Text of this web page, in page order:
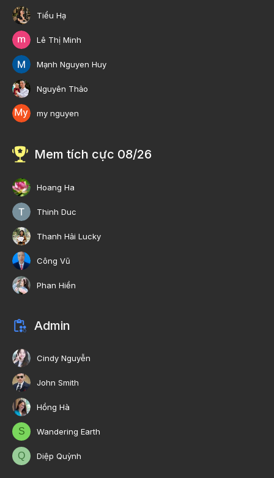
Tiểu Hạ
Lê Thị Minh
Mạnh Nguyen Huy
Nguyên Thảo
my nguyen
Mem tích cực 08/26
Hoang Ha
Thinh Duc
Thanh Hải Lucky
Công Vũ
Phan Hiền
Admin
Cindy Nguyễn
John Smith
Hồng Hà
S Wandering Earth
Q Diệp Quỳnh